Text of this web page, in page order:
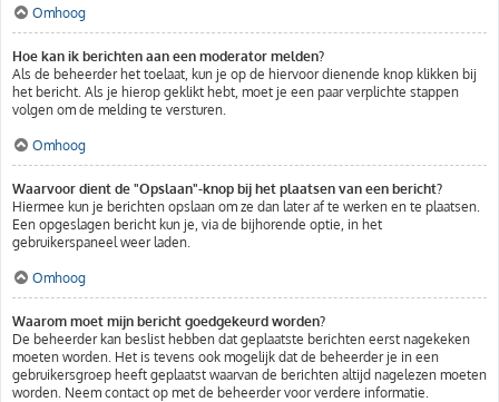
Omhoog
Hoe kan ik berichten aan een moderator melden?
Als de beheerder het toelaat, kun je op de hiervoor dienende knop klikken bij
het bericht. Als je hierop geklikt hebt, moet je een paar verplichte stappen
volgen om de melding te versturen.
Omhoog
Waarvoor dient de "Opslaan"-knop bij het plaatsen van een bericht?
Hiermee kun je berichten opslaan om ze dan later af te werken en te plaatsen.
Een opgeslagen bericht kun je, via de bijhorende optie, in het
gebruikerspaneel weer laden.
Omhoog
Waarom moet mijn bericht goedgekeurd worden?
De beheerder kan beslist hebben dat geplaatste berichten eerst nagekeken
moeten worden. Het is tevens ook mogelijk dat de beheerder je in een
gebruikersgroep heeft geplaatst waarvan de berichten altijd nagelezen moeten
worden. Neem contact op met de beheerder voor verdere informatie.